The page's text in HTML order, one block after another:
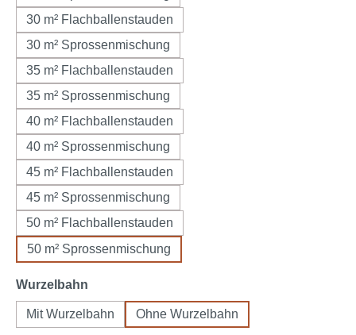
30 m² Flachballenstauden
30 m² Sprossenmischung
35 m² Flachballenstauden
35 m² Sprossenmischung
40 m² Flachballenstauden
40 m² Sprossenmischung
45 m² Flachballenstauden
45 m² Sprossenmischung
50 m² Flachballenstauden
50 m² Sprossenmischung
Seleziona
Wurzelbahn
Mit Wurzelbahn Ohne Wurzelbahn